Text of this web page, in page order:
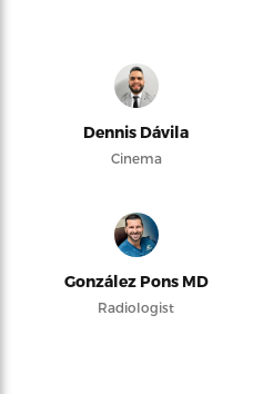
Dennis Dávila
Cinema
González Pons MD
Radiologist